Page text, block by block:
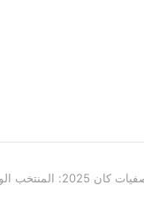
المنتخب الوطني المغربي يواجه ليسوتو غدا الإثنين 18 نونبر 2024